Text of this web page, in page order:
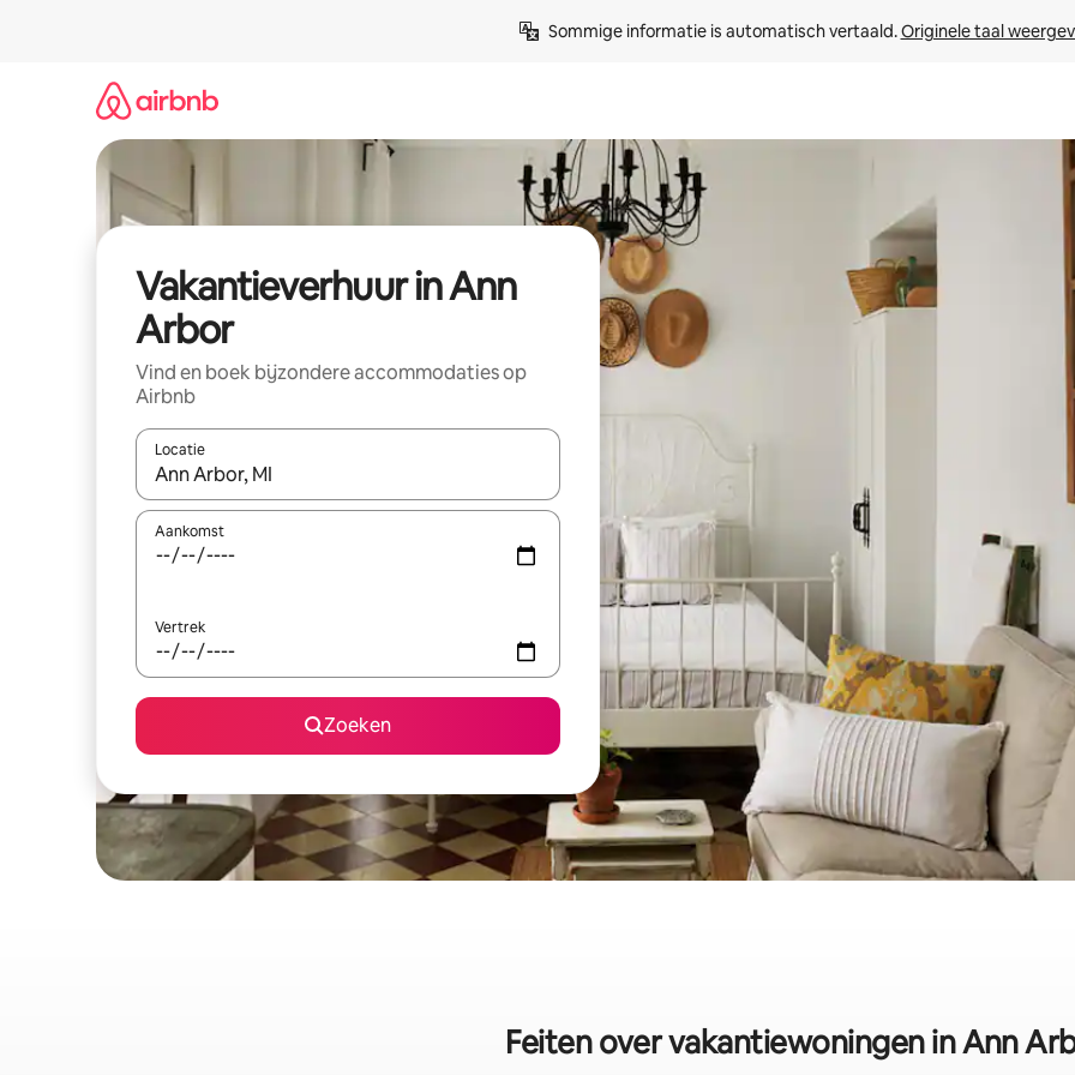
Sommige informatie is automatisch vertaald. Originele taal
Vakantieverhuur in Ann
Arbor
Vind en boek bijzondere accommodaties op
Airbnb
Locatie
Wanneer er suggesties beschikbaar zijn, maak je een keuze met je de pijltjestoetsen omhoog en omlaag, óf door te
Aankomst
Vertrek
Zoeken
Feiten over vakantiewoningen in Ann